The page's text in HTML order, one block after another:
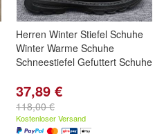
Herren Winter Stiefel Schuhe
Winter Warme Schuhe
Schneestiefel Gefuttert Schuhe
37,89 €
118,00 €
Kostenloser Versand